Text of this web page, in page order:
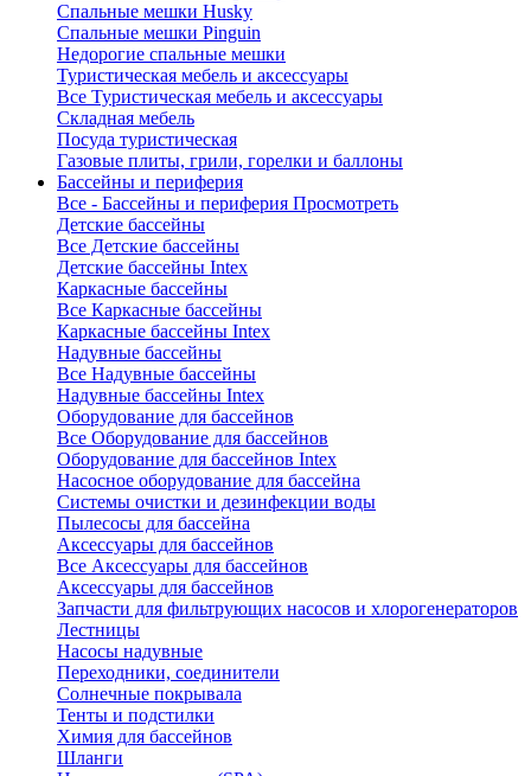
Спальные мешки Husky
Спальные мешки Pinguin
Недорогие спальные мешки
Туристическая мебель и аксессуары
Все Туристическая мебель и аксессуары
Складная мебель
Посуда туристическая
Газовые плиты, грили, горелки и баллоны
Бассейны и периферия
Все - Бассейны и периферия Просмотреть
Детские бассейны
Все Детские бассейны
Детские бассейны Intex
Каркасные бассейны
Все Каркасные бассейны
Каркасные бассейны Intex
Надувные бассейны
Все Надувные бассейны
Надувные бассейны Intex
Оборудование для бассейнов
Все Оборудование для бассейнов
Оборудование для бассейнов Intex
Насосное оборудование для бассейна
Системы очистки и дезинфекции воды
Пылесосы для бассейна
Аксессуары для бассейнов
Все Аксессуары для бассейнов
Аксессуары для бассейнов
Запчасти для фильтрующих насосов и хлорогенераторов
Лестницы
Насосы надувные
Переходники, соединители
Солнечные покрывала
Тенты и подстилки
Химия для бассейнов
Шланги